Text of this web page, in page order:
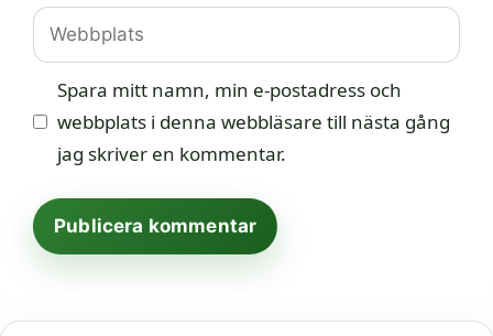
Webbplats
Spara mitt namn, min e-postadress och
webbplats i denna webbläsare till nästa gång
jag skriver en kommentar.